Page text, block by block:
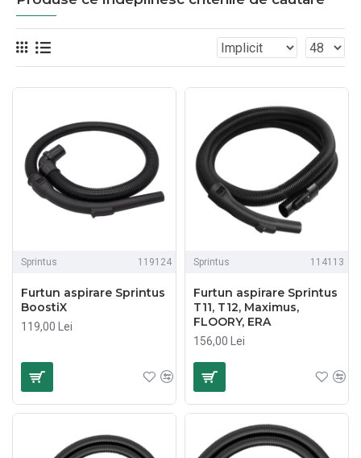
Sprintus 119124
Furtun aspirare Sprintus
BoostiX
119,00 Lei
Sprintus 114113
Furtun aspirare Sprintus
T11, T12, Maximus,
FLOORY, ERA
156,00 Lei